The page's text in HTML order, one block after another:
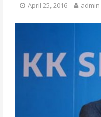
April 25, 2016 admin